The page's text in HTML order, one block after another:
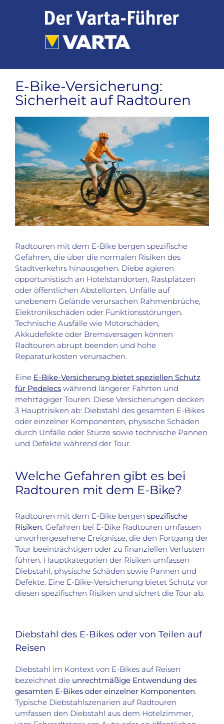
E-Bike-Versicherung:
Sicherheit auf Radtouren
Zeige
grösseres
Bild
Radtouren mit dem E-Bike bergen spezifische
Gefahren, die über die normalen Risiken des
Stadtverkehrs hinausgehen. Diebe agieren
opportunistisch an Hotelstandorten, Rastplätzen
oder öffentlichen Abstellorten. Unfälle auf
unebenem Gelände verursachen Rahmenbrüche,
Elektronikschäden oder Funktionsstörungen.
Technische Ausfälle wie Motorschäden,
Akkudefekte oder Bremsversagen können
Radtouren abrupt beenden und hohe
Reparaturkosten verursachen.
Eine E-Bike-Versicherung bietet speziellen Schutz
für Pedelecswährend längerer Fahrten und
mehrtägiger Touren. Diese Versicherungen decken
3 Hauptrisiken ab: Diebstahl des gesamten E-Bikes
oder einzelner Komponenten, physische Schäden
durch Unfälle oder Stürze sowie technische Pannen
und Defekte während der Tour.
Welche Gefahren gibt es bei
Radtouren mit dem E-Bike?
Radtouren mit dem E-Bike bergen spezifische
Risiken. Gefahren bei E-Bike Radtouren umfassen
unvorhergesehene Ereignisse, die den Fortgang der
Tour beeinträchtigen oder zu finanziellen Verlusten
führen. Hauptkategorien der Risiken umfassen
Diebstahl, physische Schäden sowie Pannen und
Defekte. Eine E-Bike-Versicherung bietet Schutz vor
diesen spezifischen Risiken und sichert die Tour ab.
Diebstahl des E-Bikes oder von Teilen auf
Reisen
Diebstahl im Kontext von E-Bikes auf Reisen
bezeichnet die unrechtmäßige Entwendung des
gesamten E-Bikes oder einzelner Komponenten.
Typische Diebstahlszenarien auf Radtouren
umfassen den Diebstahl aus dem Hotelzimmer,